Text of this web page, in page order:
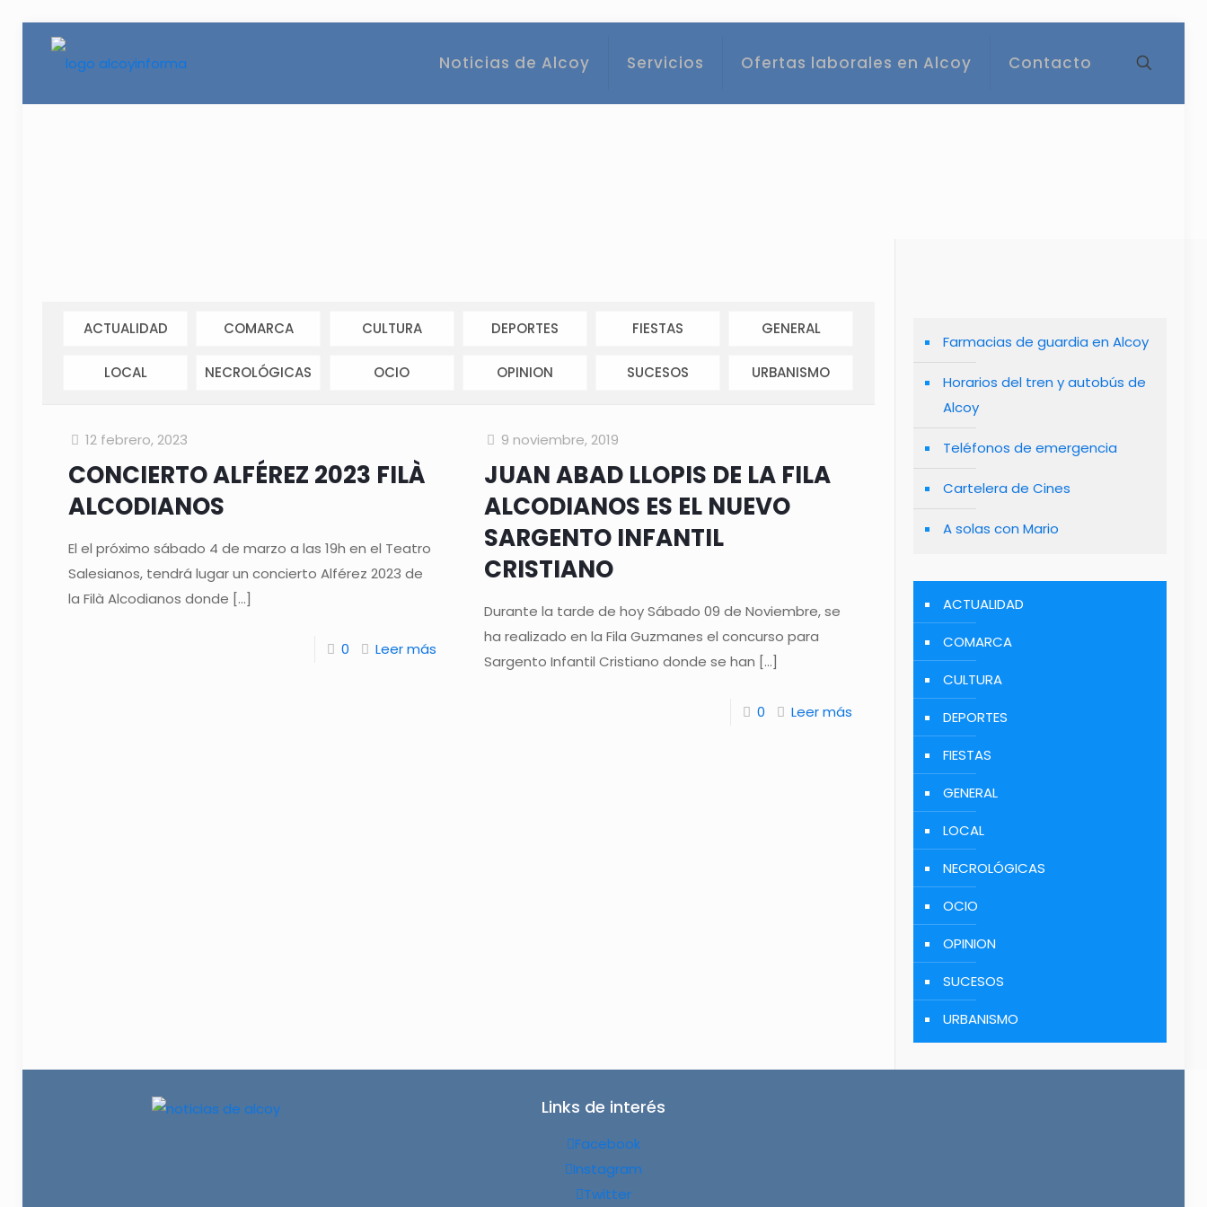
Noticias de Alcoy Servicios Ofertas laborales en Alcoy Contacto
ACTUALIDAD COMARCA CULTURA DEPORTES FIESTAS GENERAL
LOCAL NECROLÓGICAS OCIO OPINION SUCESOS URBANISMO
12 febrero, 2023
CONCIERTO ALFÉREZ 2023 FILÀ
ALCODIANOS
El el próximo sábado 4 de marzo a las 19h en el Teatro
Salesianos, tendrá lugar un concierto Alférez 2023 de
la Filà Alcodianos donde […]
0 Leer más
9 noviembre, 2019
JUAN ABAD LLOPIS DE LA FILA
ALCODIANOS ES EL NUEVO
SARGENTO INFANTIL
CRISTIANO
Durante la tarde de hoy Sábado 09 de Noviembre, se
ha realizado en la Fila Guzmanes el concurso para
Sargento Infantil Cristiano donde se han […]
0 Leer más
Farmacias de guardia en Alcoy
Horarios del tren y autobús de
Alcoy
Teléfonos de emergencia
Cartelera de Cines
A solas con Mario
ACTUALIDAD
COMARCA
CULTURA
DEPORTES
FIESTAS
GENERAL
LOCAL
NECROLÓGICAS
OCIO
OPINION
SUCESOS
URBANISMO
Links de interés
Facebook
Instagram
Twitter